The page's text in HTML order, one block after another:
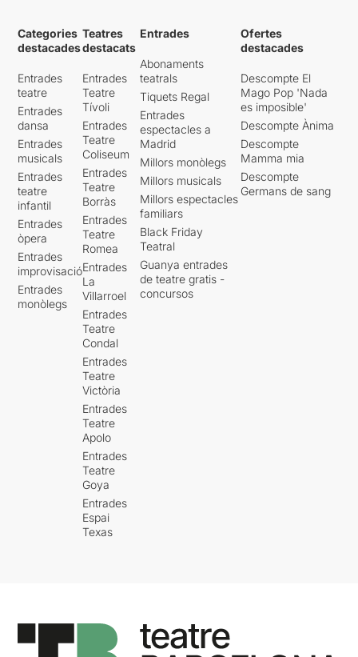
Categories
destacades
Entrades
teatre
Entrades
dansa
Entrades
musicals
Entrades
teatre
infantil
Entrades
òpera
Entrades
improvisació
Entrades
monòlegs
Teatres
destacats
Entrades
Teatre
Tívoli
Entrades
Teatre
Coliseum
Entrades
Teatre
Borràs
Entrades
Teatre
Romea
Entrades
La
Villarroel
Entrades
Teatre
Condal
Entrades
Teatre
Victòria
Entrades
Teatre
Apolo
Entrades
Teatre
Goya
Entrades
Espai
Texas
Entrades
Abonaments
teatrals
Tiquets Regal
Entrades
espectacles a
Madrid
Millors monòlegs
Millors musicals
Millors espectacles
familiars
Black Friday
Teatral
Guanya entrades
de teatre gratis -
concursos
Ofertes
destacades
Descompte El
Mago Pop 'Nada
es imposible'
Descompte Ànima
Descompte
Mamma mia
Descompte
Germans de sang